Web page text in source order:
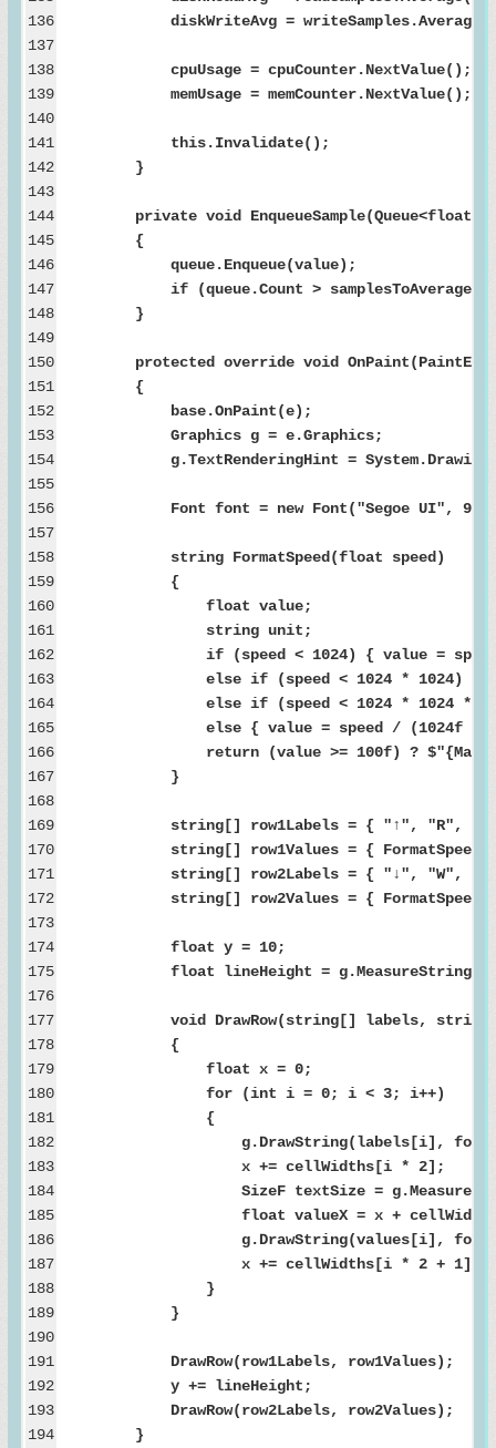
136
137
138
139
140
141
142
143
144
145
146
147
148
149
150
151
152
153
154
155
156
157
158
159
160
161
162
163
164
165
166
167
168
169
170
171
172
173
174
175
176
177
178
179
180
181
182
183
184
185
186
187
188
189
190
191
192
193
194
diskWriteAvg =
cpuUsage = cpuCounter.NextValue();
memUsage = memCounter.NextValue();
this.Invalidate();
}
private void EnqueueSample(Queue<float>
{
queue.Enqueue(value);
if (queue.Count > samplesToAverage)
}
protected override void
{
base.OnPaint(e);
Graphics g = e.Graphics;
g.TextRenderingHint =
Font font = new Font("Segoe UI", 9,
string FormatSpeed(float speed)
{
float value;
string unit;
if (speed < 1024) { value = speed;
else if (speed < 1024 * 1024) { value
else if (speed < 1024 * 1024 * 1024) {
else { value = speed / (1024f *
return (value >= 100f) ?
}
string[] row1Labels = { "↑", "R",
string[] row1Values = {
string[] row2Labels = { "↓", "W",
string[] row2Values = {
float y = 10;
float lineHeight =
void DrawRow(string[] labels, string[]
{
float x = 0;
for (int i = 0; i < 3; i++)
{
g.DrawString(labels[i], font, new
x += cellWidths[i * 2];
SizeF textSize =
float valueX = x + cellWidths[i * 2
g.DrawString(values[i], font, new
x += cellWidths[i * 2 + 1];
}
}
DrawRow(row1Labels, row1Values);
y += lineHeight;
DrawRow(row2Labels, row2Values);
}